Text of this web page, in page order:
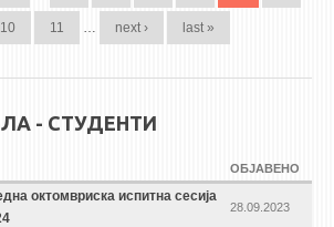
10 11 next › last »
- СТУДЕНТИ
ОБЈАВЕНО
октомвриска испитна сесија
28.09.2023